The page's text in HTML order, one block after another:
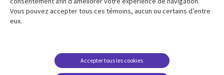
Library
Links
Articles
Blog
Legal
Accessibilité
conditions juridiques
FAQ Carrières
Vous pouvez accepter tous ces témoins, aucun ou certains d’entre
eux.
Accepter tous les cookies